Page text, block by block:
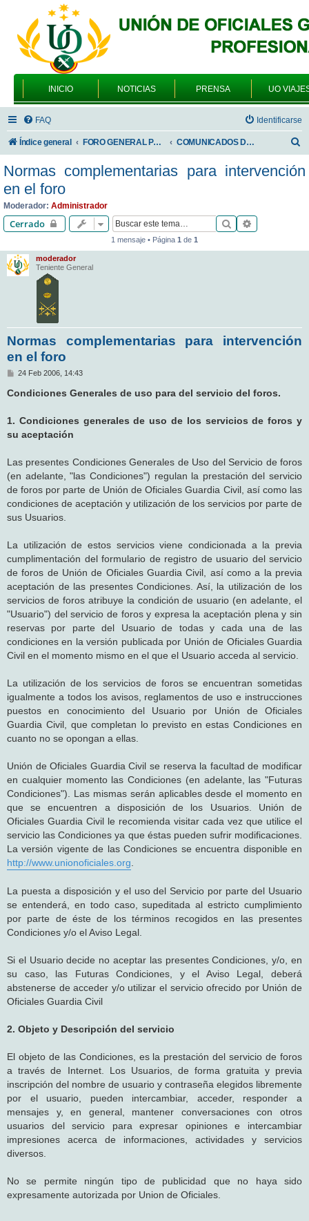
INICIO NOTICIAS PRENSA UO
FAQ Identificarse
Índice general FORO GENERAL PARA TODOS LOS USUARIOS COMUNICADOS DE LA UNIÓN DE OFICIALES
s
Normas complementarias para intervención
en el foro
Moderador: Administrador
Cerrado Buscar
1 mensaje • Página 1 de 1
moderador
Teniente General
Normas complementarias para intervención
en el foro
M
n
s
24 Feb 2006, 14:43
Condiciones Generales de uso para del servicio del foros.
1. Condiciones generales de uso de los servicios de foros y
su aceptación
Las presentes Condiciones Generales de Uso del Servicio de foros
(en adelante, "las Condiciones") regulan la prestación del servicio
de foros por parte de Unión de Oficiales Guardia Civil, así como las
condiciones de aceptación y utilización de los servicios por parte de
sus Usuarios.
La utilización de estos servicios viene condicionada a la previa
cumplimentación del formulario de registro de usuario del servicio
de foros de Unión de Oficiales Guardia Civil, así como a la previa
aceptación de las presentes Condiciones. Así, la utilización de los
servicios de foros atribuye la condición de usuario (en adelante, el
"Usuario") del servicio de foros y expresa la aceptación plena y sin
reservas por parte del Usuario de todas y cada una de las
condiciones en la versión publicada por Unión de Oficiales Guardia
Civil en el momento mismo en el que el Usuario acceda al servicio.
La utilización de los servicios de foros se encuentran sometidas
igualmente a todos los avisos, reglamentos de uso e instrucciones
puestos en conocimiento del Usuario por Unión de Oficiales
Guardia Civil, que completan lo previsto en estas Condiciones en
cuanto no se opongan a ellas.
Unión de Oficiales Guardia Civil se reserva la facultad de modificar
en cualquier momento las Condiciones (en adelante, las "Futuras
Condiciones"). Las mismas serán aplicables desde el momento en
que se encuentren a disposición de los Usuarios. Unión de
Oficiales Guardia Civil le recomienda visitar cada vez que utilice el
servicio las Condiciones ya que éstas pueden sufrir modificaciones.
La versión vigente de las Condiciones se encuentra disponible en
http://www.unionoficiales.org
La puesta a disposición y el uso del Servicio por parte del Usuario
se entenderá, en todo caso, supeditada al estricto cumplimiento
por parte de éste de los términos recogidos en las presentes
Condiciones y/o el Aviso Legal.
Si el Usuario decide no aceptar las presentes Condiciones, y/o, en
su caso, las Futuras Condiciones, y el Aviso Legal, deberá
abstenerse de acceder y/o utilizar el servicio ofrecido por Unión de
Oficiales Guardia Civil
2. Objeto y Descripción del servicio
El objeto de las Condiciones, es la prestación del servicio de foros
a través de Internet. Los Usuarios, de forma gratuita y previa
inscripción del nombre de usuario y contraseña elegidos libremente
por el usuario, pueden intercambiar, acceder, responder a
mensajes y, en general, mantener conversaciones con otros
usuarios del servicio para expresar opiniones e intercambiar
impresiones acerca de informaciones, actividades y servicios
diversos.
No se permite ningún tipo de publicidad que no haya sido
expresamente autorizada por Union de Oficiales.